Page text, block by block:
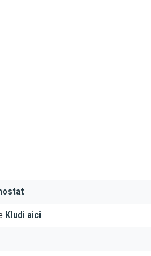
Kludi aici